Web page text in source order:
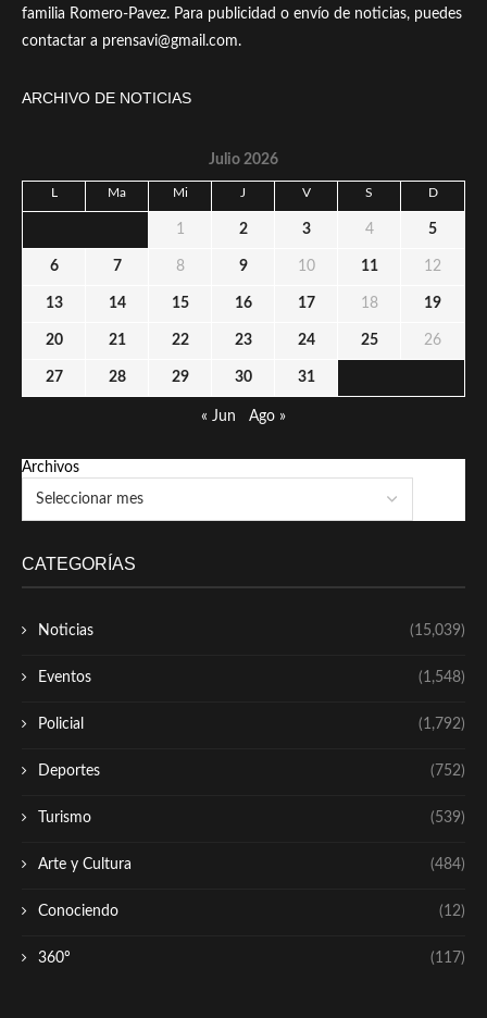
familia Romero-Pavez. Para publicidad o envío de noticias, puedes
contactar a prensavi@gmail.com.
ARCHIVO DE NOTICIAS
Julio 2026
L Ma Mi J V S D
1 2 3 4 5
6 7 8 9 10 11 12
13 14 15 16 17 18 19
20 21 22 23 24 25 26
27 28 29 30 31
« Jun Ago »
Archivos
CATEGORÍAS
Noticias (15,039)
Eventos (1,548)
Policial (1,792)
Deportes (752)
Turismo (539)
Arte y Cultura (484)
Conociendo (12)
360º (117)